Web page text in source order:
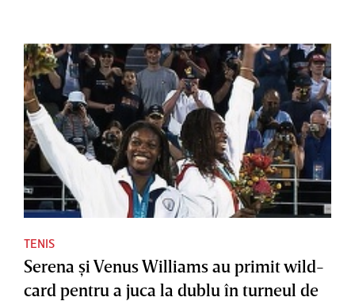
TENIS
Serena şi Venus Williams au primit wild-
card pentru a juca la dublu în turneul de